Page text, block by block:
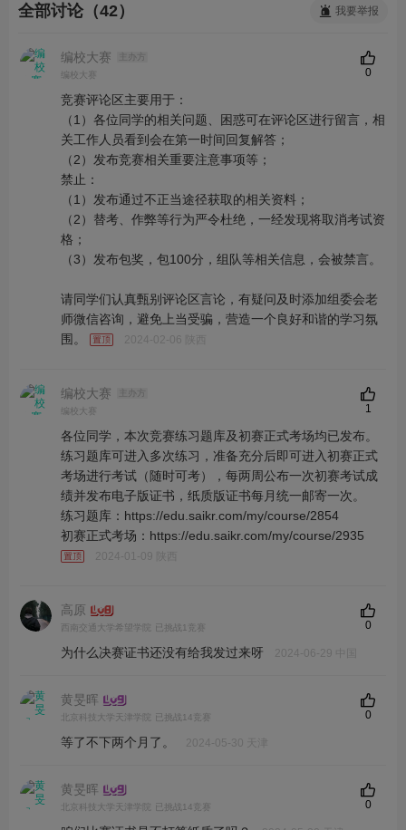
全部讨论（42） 我要举报
编校大赛
主办方
编校大赛
竞赛评论区主要用于：
（1）各位同学的相关问题、困惑可在评论区进行留言，相
关工作人员看到会在第一时间回复解答；
（2）发布竞赛相关重要注意事项等；
禁止：
（1）发布通过不正当途径获取的相关资料；
（2）替考、作弊等行为严令杜绝，一经发现将取消考试资
格；
（3）发布包奖，包100分，组队等相关信息，会被禁言。
请同学们认真甄别评论区言论，有疑问及时添加组委会老
师微信咨询，避免上当受骗，营造一个良好和谐的学习氛
围。
2024-02-06 陕西
0
编校大赛
主办方
编校大赛
各位同学，本次竞赛练习题库及初赛正式考场均已发布。
练习题库可进入多次练习，准备充分后即可进入初赛正式
考场进行考试（随时可考），每两周公布一次初赛考试成
绩并发布电子版证书，纸质版证书每月统一邮寄一次。
练习题库：https://edu.saikr.com/my/course/2854
初赛正式考场：https://edu.saikr.com/my/course/2935
2024-01-09 陕西
1
高原
西南交通大学希望学院 已挑战1竞赛
2024-06-29 中国
0
黄旻晖
北京科技大学天津学院 已挑战14竞赛
2024-05-30 天津
0
黄旻晖
北京科技大学天津学院 已挑战14竞赛 0